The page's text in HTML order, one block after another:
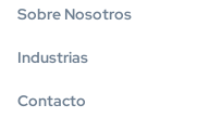
Sobre Nosotros
Industrias
Contacto